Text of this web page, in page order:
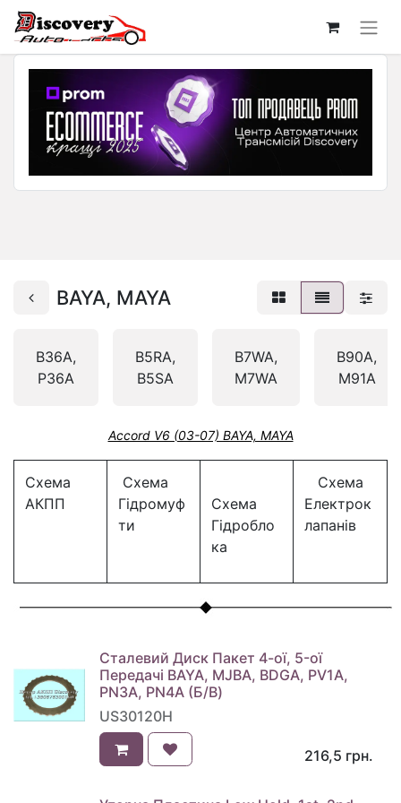
BAYA, MAYA
B36A,
P36A
B5RA,
B5SA
B7WA,
M7WA
B90A,
M91A
Accord V6 (03-07) BAYA, MAYA
Схема
АКПП
Схема
Гідромуф
ти
Схема
Гідробло
ка
Схема
Електрок
лапанів
Сталевий Диск Пакет 4-ої, 5-oї
Передачі BAYA, MJBA, BDGA, PV1A,
PN3A, PN4A (Б/В)
US30120H
216,5 грн.